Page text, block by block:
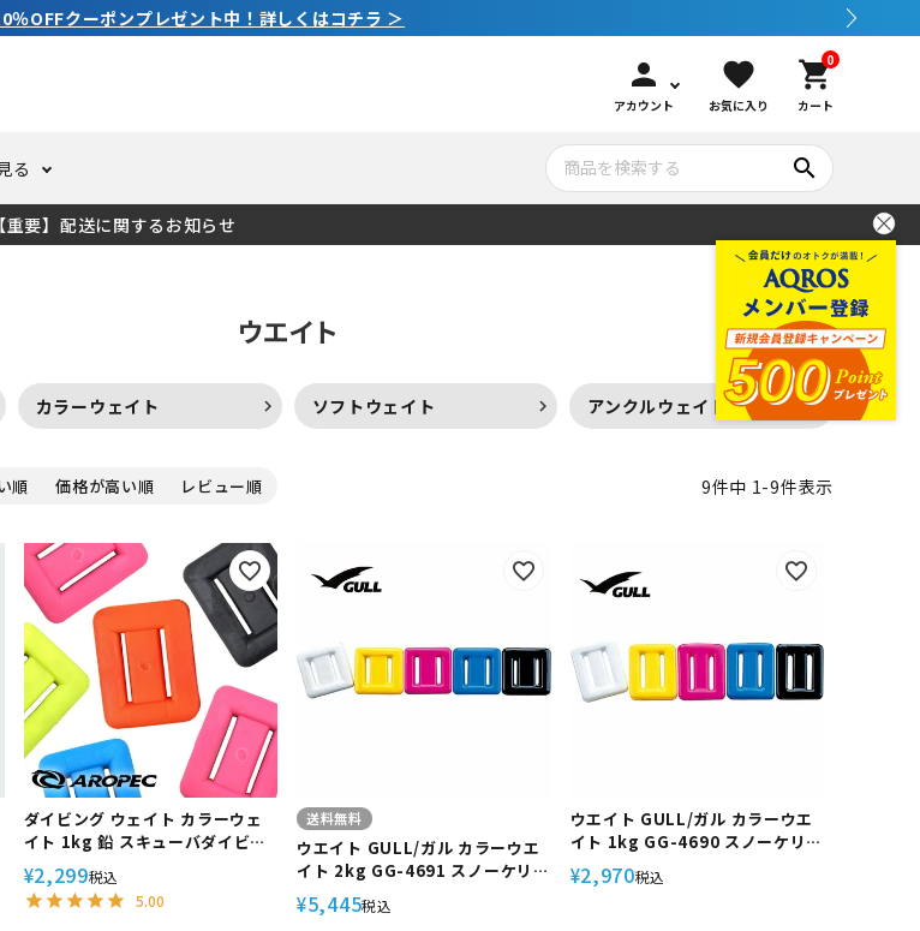
税込）以上のご購入で送料無料！
person
アカウント
favorite
お気に入り
0
shopping_cart
カート
水中ライト・ビデオライト
アクセサリー メンテナンサービス・交換用パーツ
サーフ
今コレ愛用してます！
る
海の遊びをもっと知る
search
【重要】配送に関するお知らせ
ウエイト
カラーウェイト ソフトウェイト アンクルウェイト
順 価格が高い順 レビュー順 9件中 1-9件表示
ダイビング ウェイト カラーウェ
イト 1kg 鉛 スキューバダイビン
グ スピアフィッシング フリーダ
イビング 素潜り AROPEC アロペ
ック
¥2,299税込
5.00
送料無料
ウエイト GULL/ガル カラーウエ
イト 2kg GG-4691 スノーケリン
グ ダイビング アウトドア ウエイ
ト マリンスポーツ スイム
¥5,445税込
ウエイト GULL/ガル カラーウエ
イト 1kg GG-4690 スノーケリン
グ ダイビング アウトドア ウエイ
ト マリンスポーツ スイム
¥2,970税込